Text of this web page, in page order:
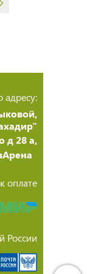
адресу:
д 28 а,
оплате
России